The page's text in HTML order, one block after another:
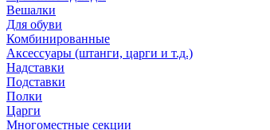
Вешалки
Для обуви
Комбинированные
Аксессуары (штанги, царги и т.д.)
Надставки
Подставки
Полки
Царги
Многоместные секции